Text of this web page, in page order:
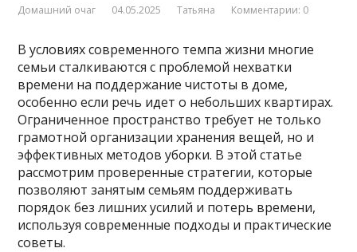
Домашний очаг 04.05.2025 Татьяна Комментарии: 0
В условиях современного темпа жизни многие
семьи сталкиваются с проблемой нехватки
времени на поддержание чистоты в доме,
особенно если речь идет о небольших квартирах.
Ограниченное пространство требует не только
грамотной организации хранения вещей, но и
эффективных методов уборки. В этой статье
рассмотрим проверенные стратегии, которые
позволяют занятым семьям поддерживать
порядок без лишних усилий и потерь времени,
используя современные подходы и практические
советы.